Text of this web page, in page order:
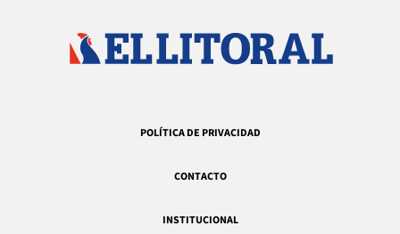
POLÍTICA DE PRIVACIDAD
CONTACTO
INSTITUCIONAL